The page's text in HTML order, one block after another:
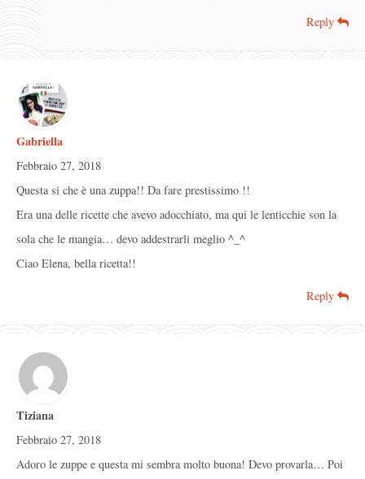
Reply
Gabriella
Febbraio 27, 2018
Questa si che è una zuppa!! Da fare prestissimo !!
Era una delle ricette che avevo adocchiato, ma qui le lenticchie son la
sola che le mangia… devo addestrarli meglio ^_^
Ciao Elena, bella ricetta!!
Reply
Tiziana
Febbraio 27, 2018
Adoro le zuppe e questa mi sembra molto buona! Devo provarla… Poi